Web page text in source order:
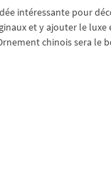
intéressante pour
et y ajouter le
chinois sera le